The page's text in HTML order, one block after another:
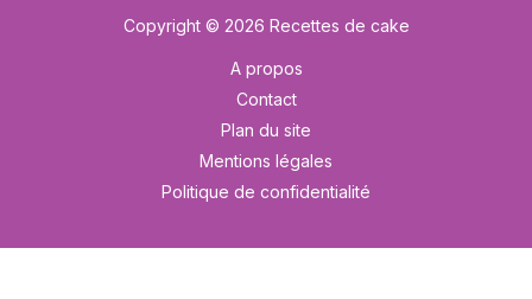
Copyright © 2026 Recettes de cake
A propos
Contact
Plan du site
Mentions légales
Politique de confidentialité